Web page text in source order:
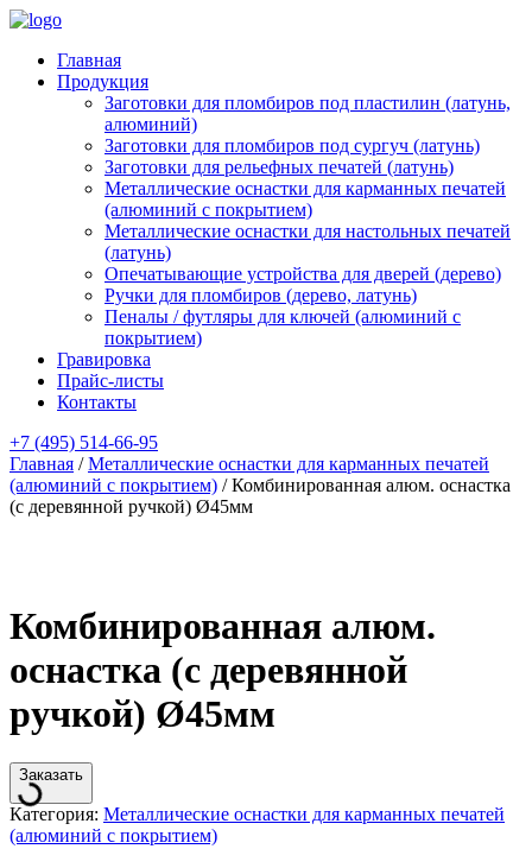
Главная
Продукция
Заготовки для пломбиров под пластилин (латунь,
алюминий)
Заготовки для пломбиров под сургуч (латунь)
Заготовки для рельефных печатей (латунь)
Металлические оснастки для карманных печатей
(алюминий с покрытием)
Металлические оснастки для настольных печатей
(латунь)
Опечатывающие устройства для дверей (дерево)
Ручки для пломбиров (дерево, латунь)
Пеналы / футляры для ключей (алюминий с
покрытием)
Гравировка
Прайс-листы
Контакты
+7 (495) 514-66-95
Главная /Металлические оснастки для карманных печатей
(алюминий с покрытием) / Комбинированная алюм. оснастка
(с деревянной ручкой) Ø45мм
Комбинированная алюм.
оснастка (с деревянной
ручкой) Ø45мм
Заказать
Категория: Металлические оснастки для карманных печатей
(алюминий с покрытием)